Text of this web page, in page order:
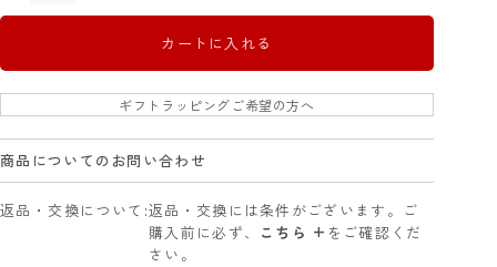
カートに入れる
ギフトラッピングご希望の方へ
商品についてのお問い合わせ
返品・交換について 返品・交換には条件がございます。ご
購入前に必ず、 こちら + をご確認くだ
さい。